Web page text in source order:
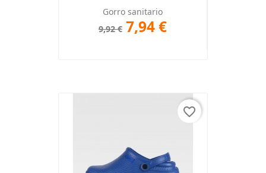
Gorro sanitario
9,92 € 7,94 €
favorite_border